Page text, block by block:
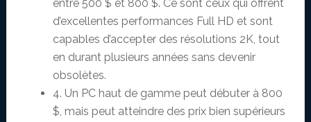
entre 500 $ et 800 $. Ce sont ceux qui offrent
d’excellentes performances Full HD et sont
capables d’accepter des résolutions 2K, tout
en durant plusieurs années sans devenir
obsolètes.
4. Un PC haut de gamme peut débuter à 800
$, mais peut atteindre des prix bien supérieurs